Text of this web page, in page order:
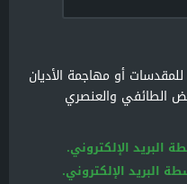
أو مهاجمة الأديان
الطائفي والعنصري
البريد الإلكتروني.
البريد الإلكتروني.